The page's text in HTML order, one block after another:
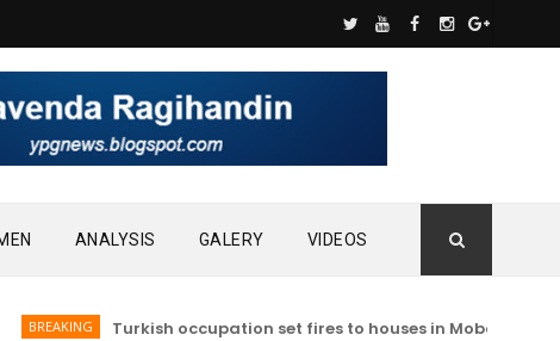
ANALYSIS GALERY VIDEOS
Turkish occupation set fires to houses in Mobata